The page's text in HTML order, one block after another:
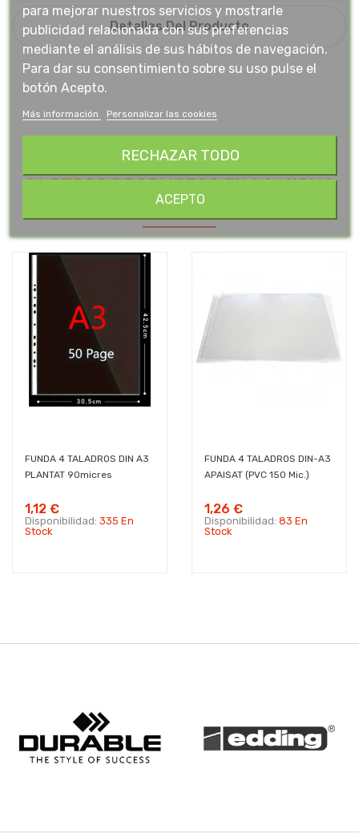
Detalles Del Producto
16 OTROS PRODUCTOS EN LA MISMA
CATEGORÍA:
FUNDA 4 TALADROS DIN A3
PLANTAT 90micres
1,12 €
Disponibilidad: 335 En
Stock
FUNDA 4 TALADROS DIN-A3
APAISAT (PVC 150 Mic.)
1,26 €
Disponibilidad: 83 En
Stock
para mejorar nuestros servicios y mostrarle
publicidad relacionada con sus preferencias
mediante el análisis de sus hábitos de navegación.
Para dar su consentimiento sobre su uso pulse el
botón Acepto.
Más información Personalizar las cookies
RECHAZAR TODO
ACEPTO